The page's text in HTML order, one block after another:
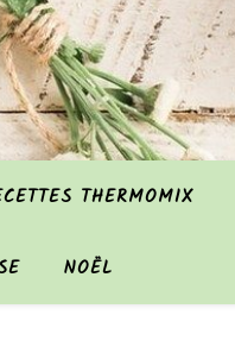
THERMOMIX
NOËL